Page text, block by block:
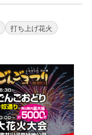
打ち上げ花火